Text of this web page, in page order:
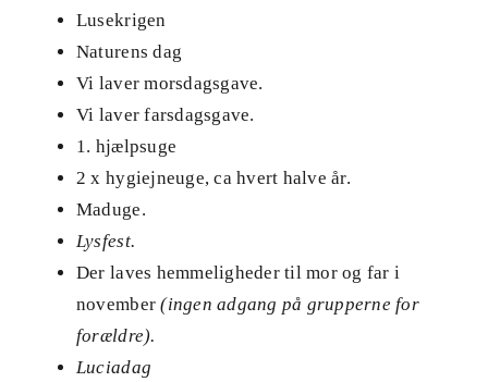
Lusekrigen
Naturens dag
Vi laver morsdagsgave.
Vi laver farsdagsgave.
1. hjælpsuge
2 x hygiejneuge, ca hvert halve år.
Maduge.
Lysfest.
Der laves hemmeligheder til mor og far i
november(ingen adgang på grupperne for
forældre).
Luciadag